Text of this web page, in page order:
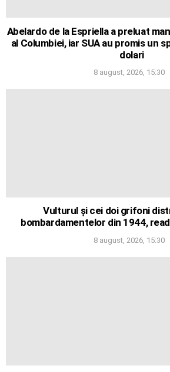
Abelardo de la Espriella a preluat
al Columbiei, iar SUA au promis un
dolari
8 august, 2026, 15:30
Vulturul și cei doi grifoni
bombardamentelor din 1944,
8 august, 2026, 15:30